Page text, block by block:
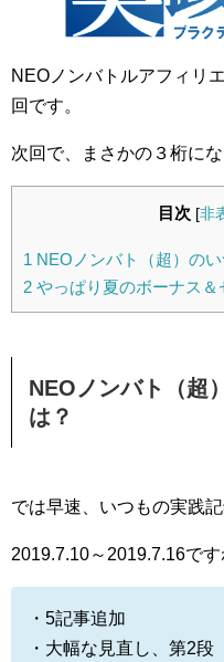
NEOノンバトルアフィリ
回です。
次回で、まさかの３桁に
目次 [非
1 NEOノンバト（超）の
2 やっぱり夏のボーナス＆
NEOノンバト（超
は？
では早速、いつもの実践
2019.7.10～2019.7.16です
・5記事追加
・大幅な見直し、第2段